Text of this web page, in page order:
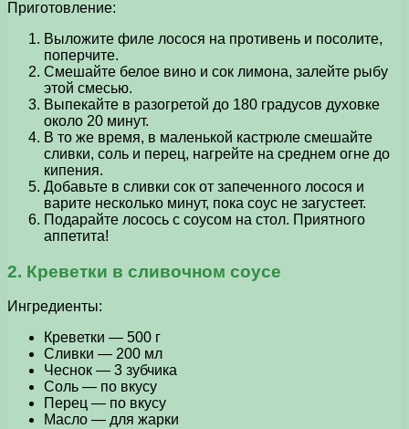
Приготовление:
Выложите филе лосося на противень и посолите,
поперчите.
Смешайте белое вино и сок лимона, залейте рыбу
этой смесью.
Выпекайте в разогретой до 180 градусов духовке
около 20 минут.
В то же время, в маленькой кастрюле смешайте
сливки, соль и перец, нагрейте на среднем огне до
кипения.
Добавьте в сливки сок от запеченного лосося и
варите несколько минут, пока соус не загустеет.
Подарайте лосось с соусом на стол. Приятного
аппетита!
2. Креветки в сливочном соусе
Ингредиенты:
Креветки — 500 г
Сливки — 200 мл
Чеснок — 3 зубчика
Соль — по вкусу
Перец — по вкусу
Масло — для жарки